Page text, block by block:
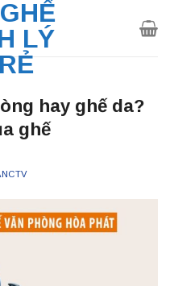
hay ghế da?
ghế